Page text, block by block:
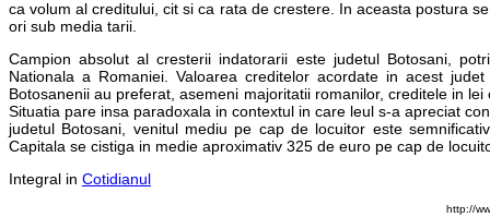
ca volum al creditului, cit si ca rata de crestere. In aceasta postura
ori sub media tarii.
Campion absolut al cresterii indatorarii este judetul Botosani,
Nationala a Romaniei. Valoarea creditelor acordate in acest
Botosanenii au preferat, asemeni majoritatii romanilor, creditele in
Situatia pare insa paradoxala in contextul in care leul s-a apreciat
judetul Botosani, venitul mediu pe cap de locuitor este
Capitala se cistiga in medie aproximativ 325 de euro pe cap de
Integral in Cotidianul
http://